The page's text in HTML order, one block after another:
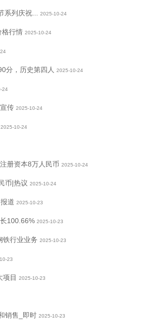
系列庆祝... 2025-10-24
格行情 2025-10-24
分，历史第四人 2025-10-24
24
传 2025-10-24
2025-10-24
册资本8万人民币 2025-10-24
币|热议 2025-10-24
道 2025-10-23
100.66% 2025-10-23
铁行业业务 2025-10-23
23
项目 2025-10-23
销售_即时 2025-10-23